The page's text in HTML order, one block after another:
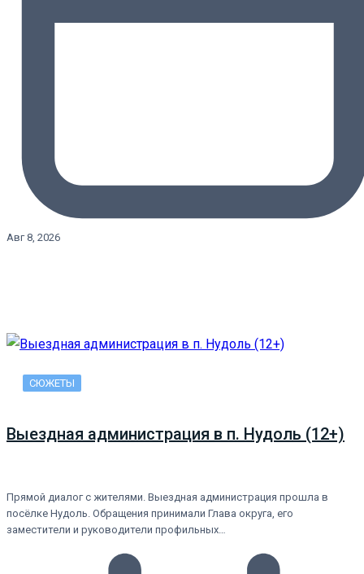
Авг 8, 2026
СЮЖЕТЫ
Выездная администрация в п. Нудоль (12+)
Прямой диалог с жителями. Выездная администрация прошла в
посёлке Нудоль. Обращения принимали Глава округа, его
заместители и руководители профильных…